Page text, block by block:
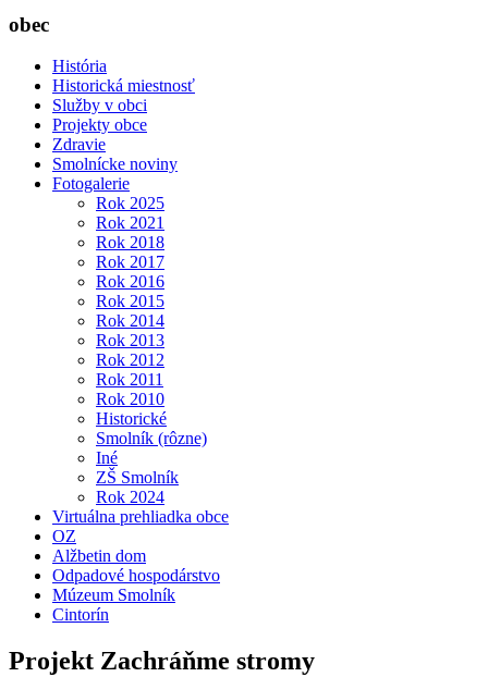
obec
História
Historická miestnosť
Služby v obci
Projekty obce
Zdravie
Smolnícke noviny
Fotogalerie
Rok 2025
Rok 2021
Rok 2018
Rok 2017
Rok 2016
Rok 2015
Rok 2014
Rok 2013
Rok 2012
Rok 2011
Rok 2010
Historické
Smolník (rôzne)
Iné
ZŠ Smolník
Rok 2024
Virtuálna prehliadka obce
OZ
Alžbetin dom
Odpadové hospodárstvo
Múzeum Smolník
Cintorín
Projekt Zachráňme stromy